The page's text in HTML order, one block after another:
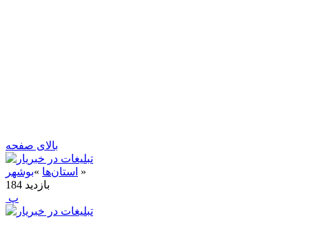
بالای صفحه
استان‌ها »بوشهر
»
184 بازدید
‍ پ